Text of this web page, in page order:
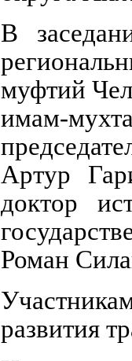
В
муфтий
имам-
Артур
доктор
Роман
развития